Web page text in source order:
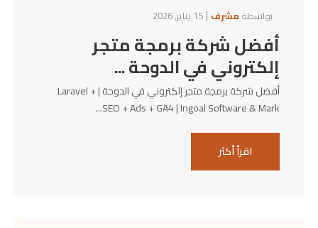
بواسطة مشرف | 15 يناير, 2026
أفضل شركة برمجة متجر
إلكتروني في الدوحة ...
أفضل شركة برمجة متجر إلكتروني في الدوحة | Laravel +
SEO + Ads + GA4 | Ingoal Software & Mark...
اقرأ أكثر